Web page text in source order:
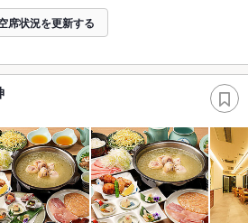
席状況を更新する